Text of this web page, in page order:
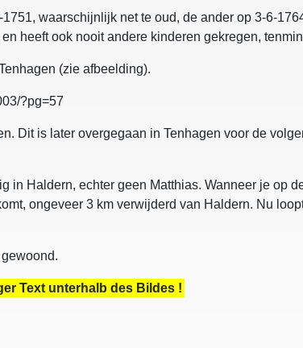
waarschijnlijk net te oud, de ander op 3-6-
heeft ook nooit andere kinderen gekregen,
(zie afbeelding).
?pg=57
Dit is later overgegaan in Tenhagen voor de
Haldern, echter geen Matthias. Wanneer je op
ongeveer 3 km verwijderd van Haldern. Nu
Text unterhalb des Bildes !